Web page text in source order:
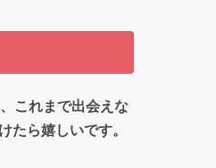
これまで出会えな
ら嬉しいです。